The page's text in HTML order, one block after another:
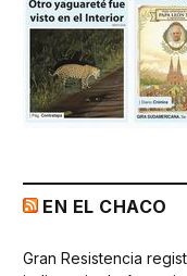
EN EL CHACO
Gran Resistencia